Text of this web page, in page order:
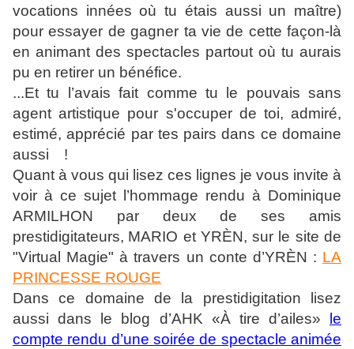
vocations innées où tu étais aussi un maître)
pour essayer de gagner ta vie de cette façon-là
en animant des spectacles partout où tu aurais
pu en retirer un bénéfice.
...Et tu l’avais fait comme tu le pouvais sans
agent artistique pour s'occuper de toi, admiré,
estimé, apprécié par tes pairs dans ce domaine
aussi !
Quant à vous qui lisez ces lignes je vous invite à
voir à ce sujet l’hommage rendu à Dominique
ARMILHON par deux de ses amis
prestidigitateurs, MARIO et YRÈN, sur le site de
"Virtual Magie" à travers un conte d’YRÈN : LA
PRINCESSE ROUGE
Dans ce domaine de la prestidigitation lisez
aussi dans le blog d’AHK «Àtire d’ailes»
le
compte rendu d’une soirée de spectacle animée